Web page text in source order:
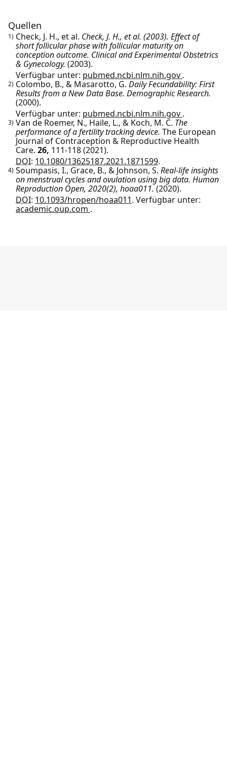
Quellen
1) Check, J. H., et al. Check, J. H., et al. (2003). Effect of
short follicular phase with follicular maturity on
conception outcome. Clinical and Experimental Obstetrics
& Gynecology. (2003).
Verfügbar unter: pubmed.ncbi.nlm.nih.gov .
2) Colombo, B., & Masarotto, G. Daily Fecundability: First
Results from a New Data Base. Demographic Research.
(2000).
Verfügbar unter: pubmed.ncbi.nlm.nih.gov .
3) Van de Roemer, N., Haile, L., & Koch, M. C. The
performance of a fertility tracking device. The European
Journal of Contraception & Reproductive Health
Care. 26, 111-118(2021).
DOI: 10.1080/13625187.2021.1871599.
4) Soumpasis, I., Grace, B., & Johnson, S. Real-life insights
on menstrual cycles and ovulation using big data. Human
Reproduction Open, 2020(2), hoaa011. (2020).
DOI: 10.1093/hropen/hoaa011. Verfügbar unter:
academic.oup.com .